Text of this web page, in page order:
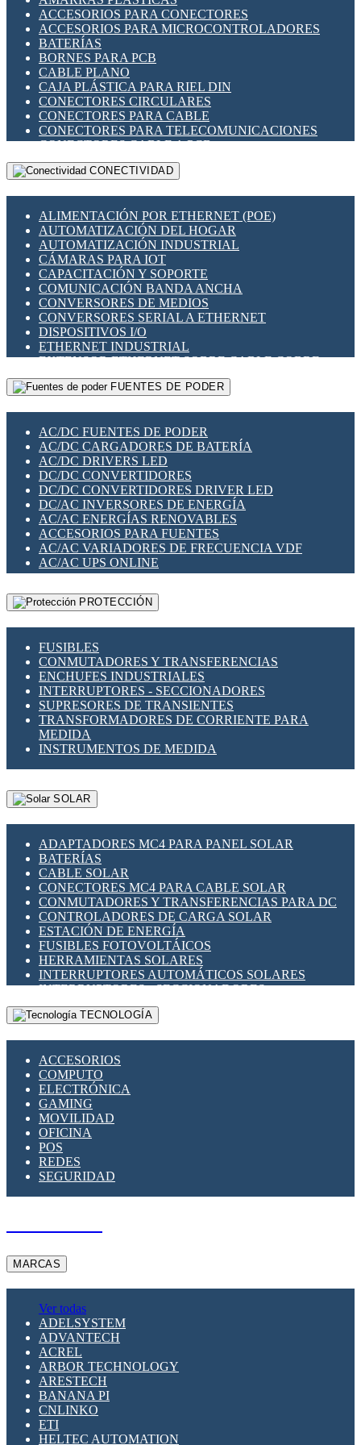
INDICADORES PARA PANEL
INTERFACES DE RELÉ
INTERRUPTORES FIN DE CARRERA
LLAVES CONMUTADORAS
MEDIDORES DE ENERGÍA Y TC'S DE CORRIENTE
MOTORES PASO A PASO
PANTALLAS HMI
PLC -CONTROLADORES LÓGICO PROGRAMABLES
PROGRAMADORES DE HORARIO
RELÉS DE PROTECCIÓN
SENSORES CAPACITIVOS
SENSORES INDUCTIVOS
TEMPORIZADORES
VARIACS
VARIADORES DE FRECUENCIA [VDF]
SECCIONADORES - INTERRUPTORES
MAQUINARIA
ACCESORIOS PARA CONECTORES
ACCESORIOS PARA MICROCONTROLADORES
BATERÍAS
BORNES PARA PCB
CABLE PLANO
CAJA PLÁSTICA PARA RIEL DIN
CONECTORES CIRCULARES
CONECTORES PARA CABLE
CONECTORES PARA TELECOMUNICACIONES
CONECTORES CABLE A PCB
CONECTORES PCB A CABLE
DIP SWITCHES
HERRAMIENTAS VARIAS
ILUMINACIÓN LED
INTERRUPTORES REED
INTERFACES DE RELÉ
OTROS RELÉS
PROTECCIÓN TÉRMICA
RELÉS AUTOMOTRICES
RELÉS DE SEÑAL
RELÉS DE ESTADO SÓLIDO SSR
RELÉS INDUSTRIALES
RELÉS MINIATURA DE POTENCIA
SENSORES MAGNÉTICOS
SWITCH Y MICROSWITCH
TARJETAS PI
UNIÓN Y DERIVACIÓN DE CABLE
CONECTIVIDAD
ALIMENTACIÓN POR ETHERNET (POE)
AUTOMATIZACIÓN DEL HOGAR
AUTOMATIZACIÓN INDUSTRIAL
CÁMARAS PARA IOT
CAPACITACIÓN Y SOPORTE
COMUNICACIÓN BANDA ANCHA
CONVERSORES DE MEDIOS
CONVERSORES SERIAL A ETHERNET
DISPOSITIVOS I/O
ETHERNET INDUSTRIAL
EXTENSOR ETHERNET SOBRE CABLE COBRE
GATEWAY LORAWAN
GESTIÓN DE REDES
PLACAS MODULARES IOT
SWITCHES Y REDES WIFI
SOLUCIONES IOT
SOLUCIONES LORAWAN
SOLUCIONES RED CELULAR
SEGURIDAD PARA REDES
SWITCHES LAN
TELEFONÍA IP (VOIP)
VIGILANCIA IP (CCTV)
MESHTASTIC
FUENTES DE PODER
AC/DC FUENTES DE PODER
AC/DC CARGADORES DE BATERÍA
AC/DC DRIVERS LED
DC/DC CONVERTIDORES
DC/DC CONVERTIDORES DRIVER LED
DC/AC INVERSORES DE ENERGÍA
AC/AC ENERGÍAS RENOVABLES
ACCESORIOS PARA FUENTES
AC/AC VARIADORES DE FRECUENCIA VDF
AC/AC UPS ONLINE
PROTECCIÓN
FUSIBLES
CONMUTADORES Y TRANSFERENCIAS
ENCHUFES INDUSTRIALES
INTERRUPTORES - SECCIONADORES
SUPRESORES DE TRANSIENTES
TRANSFORMADORES DE CORRIENTE PARA
MEDIDA
INSTRUMENTOS DE MEDIDA
SOLAR
ADAPTADORES MC4 PARA PANEL SOLAR
BATERÍAS
CABLE SOLAR
CONECTORES MC4 PARA CABLE SOLAR
CONMUTADORES Y TRANSFERENCIAS PARA DC
CONTROLADORES DE CARGA SOLAR
ESTACIÓN DE ENERGÍA
FUSIBLES FOTOVOLTÁICOS
HERRAMIENTAS SOLARES
INTERRUPTORES AUTOMÁTICOS SOLARES
INTERRUPTORES - SECCIONADORES
FOTOVOLTÁICOS
MONTAJE PANEL SOLAR
SUPRESOR DE TRANSIENTES SPDS PARA
APLICACIONES FOTOVOLTAICAS
TECNOLOGÍA
ACCESORIOS
COMPUTO
ELECTRÓNICA
GAMING
MOVILIDAD
OFICINA
POS
REDES
SEGURIDAD
MARCAS
Ver todas
ADELSYSTEM
ADVANTECH
ACREL
ARBOR TECHNOLOGY
ARESTECH
BANANA PI
CNLINKO
ETI
HELTEC AUTOMATION